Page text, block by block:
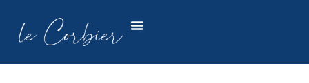
content
Menu